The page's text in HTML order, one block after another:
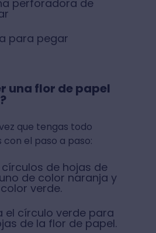
perforadora de
para pegar
una flor de papel
que tengas todo
con el paso a paso:
de hojas de
de color naranja y
verde.
el círculo verde para
de la flor de papel.